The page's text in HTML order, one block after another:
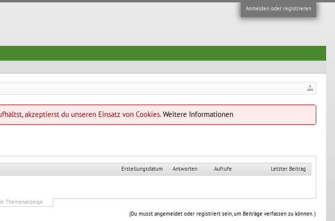
Anmelden oder registrieren
akzeptierst du unseren Einsatz von Cookies.Weitere Informationen
Erstellungsdatum Antworten Aufrufe Letzter Beitrag
Themenanzeige
(Du musst angemeldet oder registriert sein, um Beiträge verfassen zu können. )